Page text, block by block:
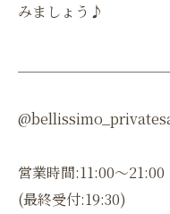
みましょう♪
営業時間:11:00〜21:00
(最終受付:19:30)